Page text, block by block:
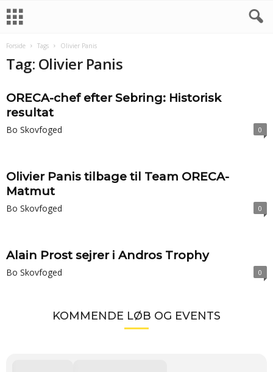
Forside Tags Olivier Panis
Tag: Olivier Panis
ORECA-chef efter Sebring: Historisk
resultat
Bo Skovfoged 0
Olivier Panis tilbage til Team ORECA-
Matmut
Bo Skovfoged 0
Alain Prost sejrer i Andros Trophy
Bo Skovfoged 0
KOMMENDE LØB OG EVENTS